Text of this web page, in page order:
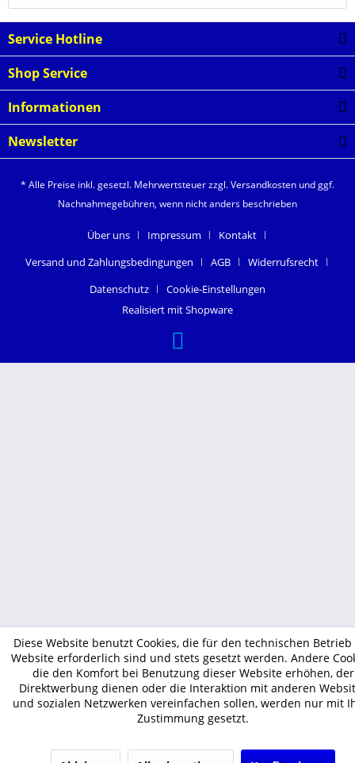
Service Hotline
Shop Service
Informationen
Newsletter
* Alle Preise inkl. gesetzl. Mehrwertsteuer zzgl.Versandkosten und ggf.
Nachnahmegebühren, wenn nicht anders beschrieben
Über uns Impressum
Kontakt
Versand und Zahlungsbedingungen
AGB
Widerrufsrecht
Datenschutz
Cookie-Einstellungen
Realisiert mit Shopware
Diese Website benutzt Cookies, die für den technischen Betrieb
Website erforderlich sind und stets gesetzt werden. Andere
die den Komfort bei Benutzung dieser Website erhöhen, der
Direktwerbung dienen oder die Interaktion mit anderen
und sozialen Netzwerken vereinfachen sollen, werden nur mit
Zustimmung gesetzt.